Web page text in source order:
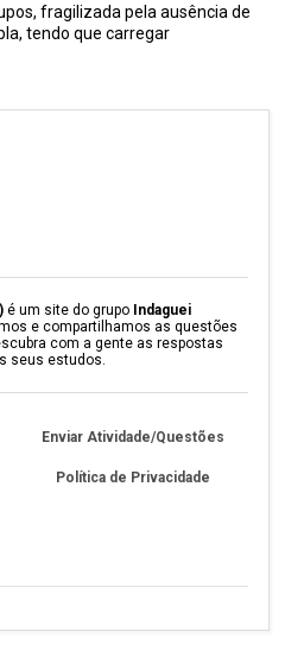
fragilizada pela ausência de
tendo que carregar
é um site do grupo Indaguei
e compartilhamos as questões
com a gente as respostas
seus estudos.
Enviar Atividade/Questões
Política de Privacidade